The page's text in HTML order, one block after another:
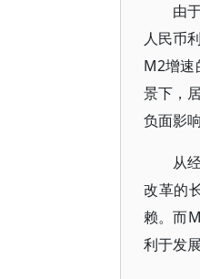
由
人民币
M2增速
景下，
负面影
从
改革的
赖。而
利于发